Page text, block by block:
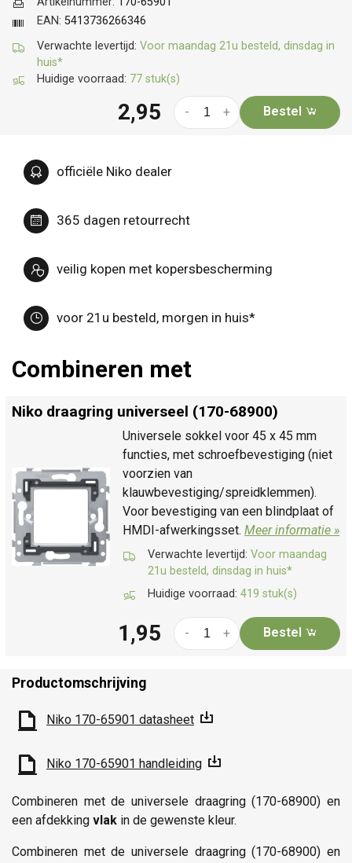
Verwachte levertijd: Voor maandag 21u besteld, dinsdag in
huis*
Huidige voorraad: 77 stuk(s)
EAN: 5413736266346
2,95 +
- Bestel
officiële Niko dealer
365 dagen retourrecht
veilig kopen met kopersbescherming
voor 21u besteld, morgen in huis*
Combineren met
Niko draagring universeel (170-68900)
Universele sokkel voor 45 x 45 mm
functies, met schroefbevestiging (niet
voorzien van
klauwbevestiging/spreidklemmen).
Voor bevestiging van een blindplaat of
HMDI-afwerkingsset. Meer informatie »
Verwachte levertijd: Voor maandag
21u besteld, dinsdag in huis*
Huidige voorraad: 419 stuk(s)
1,95 +
- Bestel
Productomschrijving
Niko 170-65901 datasheet
Niko 170-65901 handleiding
Combineren met de universele draagring (170-68900) en
een afdekking vlak in de gewenste kleur.
Combineren met de universele draagring (170-68900) en